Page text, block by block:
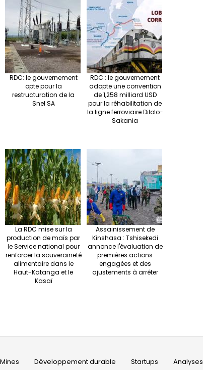
RDC: le gouvernement
opte pour la
restructuration de la
Snel SA
RDC : le gouvernement
adopte une convention
de 1,258 milliard USD
pour la réhabilitation de
la ligne ferroviaire Dilolo-
Sakania
La RDC mise sur la
production de maïs par
le Service national pour
renforcer la souveraineté
alimentaire dans le
Haut-Katanga et le
Kasaï
Assainissement de
Kinshasa : Tshisekedi
annonce l'évaluation de
premières actions
engagées et des
ajustements à arrêter
Mines Développement durable Startups Analyses